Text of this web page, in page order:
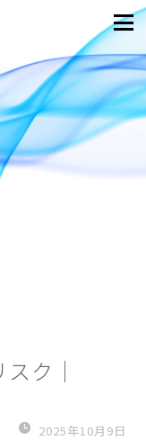
ク｜
2025年10月9日